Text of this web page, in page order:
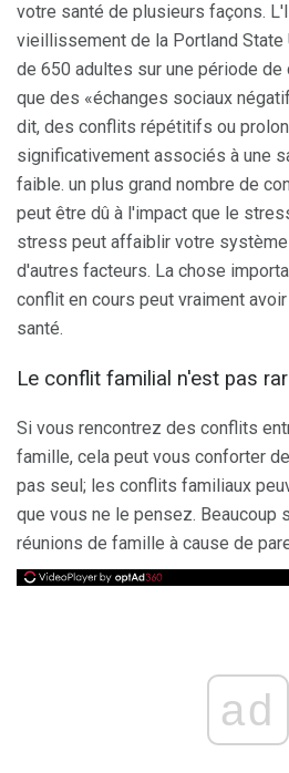
votre santé de plusieurs façons.
vieillissement de la Portland State
de 650 adultes sur une période de
que des «échanges sociaux
dit, des conflits répétitifs ou
significativement associés à une
faible. un plus grand nombre de
peut être dû à l'impact que le
stress peut affaiblir votre système
d'autres facteurs. La chose
conflit en cours peut vraiment
santé.
Le conflit familial n'est pas
Si vous rencontrez des conflits
famille, cela peut vous conforter
pas seul; les conflits familiaux
que vous ne le pensez.
réunions de famille à cause de
ad